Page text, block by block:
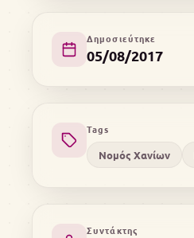
Δημοσιεύτηκε
05/08/2017
Tags
Νομός Χανίων
Συντάκτης